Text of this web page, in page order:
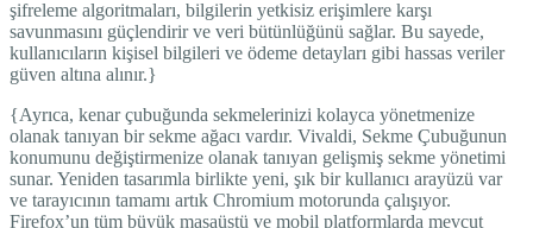
şifreleme algoritmaları, bilgilerin yetkisiz erişimlere karşı
savunmasını güçlendirir ve veri bütünlüğünü sağlar. Bu sayede,
kullanıcıların kişisel bilgileri ve ödeme detayları gibi hassas veriler
güven altına alınır.}
{Ayrıca, kenar çubuğunda sekmelerinizi kolayca yönetmenize
olanak tanıyan bir sekme ağacı vardır. Vivaldi, Sekme Çubuğunun
konumunu değiştirmenize olanak tanıyan gelişmiş sekme yönetimi
sunar. Yeniden tasarımla birlikte yeni, şık bir kullanıcı arayüzü var
ve tarayıcının tamamı artık Chromium motorunda çalışıyor.
Firefox’un tüm büyük masaüstü ve mobil platformlarda mevcut